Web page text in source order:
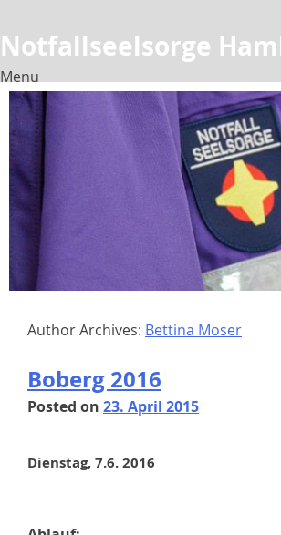
Notfallseelsorge
Menu
Skip
content
Author Archives: Bettina Moser
Boberg 2016
Posted on 23. April 2015
Dienstag, 7.6. 2016